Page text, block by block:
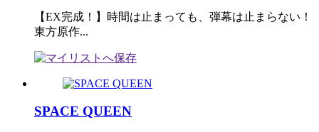
【EX完成！】時間は止まっても、弾幕は止まらない！
東方原作...
SPACE QUEEN